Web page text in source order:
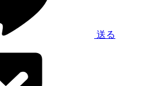
送る